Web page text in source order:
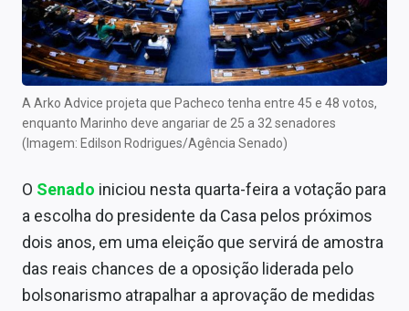
Central de Dividendos
Central de Fundos Imobiliários
Central dos IPOs
Renda Fixa
Mercados
Economia
Empresas
A Arko Advice projeta que Pacheco tenha entre 45 e 48 votos,
enquanto Marinho deve angariar de 25 a 32 senadores
(Imagem: Edilson Rodrigues/Agência Senado)
O Senado iniciou nesta quarta-feira a votação para
a escolha do presidente da Casa pelos próximos
dois anos, em uma eleição que servirá de amostra
das reais chances de a oposição liderada pelo
bolsonarismo atrapalhar a aprovação de medidas